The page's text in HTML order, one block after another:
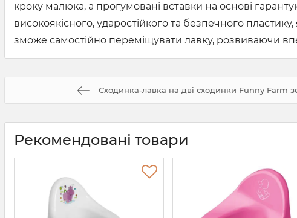
кроку малюка, а прогумовані вставки на основі
високоякісного, ударостійкого та безпечного
зможе самостійно переміщувати лавку, розвиваючи
Сходинка-лавка на дві сходинки Funny Farm
Рекомендовані товари